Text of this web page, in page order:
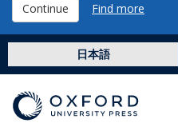
Continue Find more
日本語